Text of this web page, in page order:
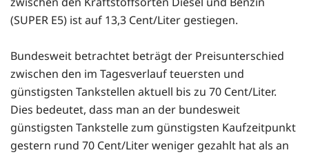
(SUPER E5) ist auf 13,3 Cent/Liter gestiegen.
Bundesweit betrachtet beträgt der Preisunterschied
zwischen den im Tagesverlauf teuersten und
günstigsten Tankstellen aktuell bis zu 70 Cent/Liter.
Dies bedeutet, dass man an der bundesweit
günstigsten Tankstelle zum günstigsten Kaufzeitpunkt
gestern rund 70 Cent/Liter weniger gezahlt hat als an